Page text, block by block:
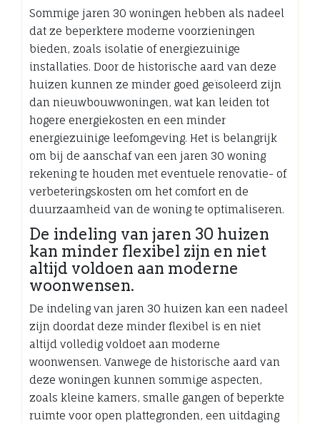
Sommige jaren 30 woningen hebben als nadeel
dat ze beperktere moderne voorzieningen
bieden, zoals isolatie of energiezuinige
installaties. Door de historische aard van deze
huizen kunnen ze minder goed geïsoleerd zijn
dan nieuwbouwwoningen, wat kan leiden tot
hogere energiekosten en een minder
energiezuinige leefomgeving. Het is belangrijk
om bij de aanschaf van een jaren 30 woning
rekening te houden met eventuele renovatie- of
verbeteringskosten om het comfort en de
duurzaamheid van de woning te optimaliseren.
De indeling van jaren 30 huizen
kan minder flexibel zijn en niet
altijd voldoen aan moderne
woonwensen.
De indeling van jaren 30 huizen kan een nadeel
zijn doordat deze minder flexibel is en niet
altijd volledig voldoet aan moderne
woonwensen. Vanwege de historische aard van
deze woningen kunnen sommige aspecten,
zoals kleine kamers, smalle gangen of beperkte
ruimte voor open plattegronden, een uitdaging